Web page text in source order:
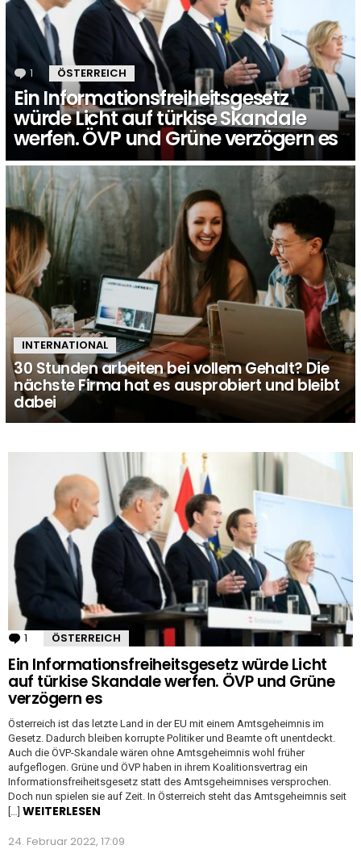
1 Kommentar
ÖSTERREICH
Ein Informationsfreiheitsgesetz
würde Licht auf türkise Skandale
werfen. ÖVP und Grüne verzögern es
INTERNATIONAL
30 Stunden arbeiten bei vollem Gehalt? Die
nächste Firma hat es ausprobiert und bleibt
dabei
STORIES
1 Kommentar
ÖSTERREICH
Ein Informationsfreiheitsgesetz würde Licht
auf türkise Skandale werfen. ÖVP und Grüne
verzögern es
Österreich ist das letzte Land in der EU mit einem Amtsgeheimnis im
Gesetz. Dadurch bleiben korrupte Politiker und Beamte oft unentdeckt.
Auch die ÖVP-Skandale wären ohne Amtsgeheimnis wohl früher
aufgeflogen. Grüne und ÖVP haben in ihrem Koalitionsvertrag ein
Informationsfreiheitsgesetz statt des Amtsgeheimnises versprochen.
Doch nun spielen sie auf Zeit. In Österreich steht das Amtsgeheimnis seit
[…] WEITERLESEN
24. Februar 2022, 17:09